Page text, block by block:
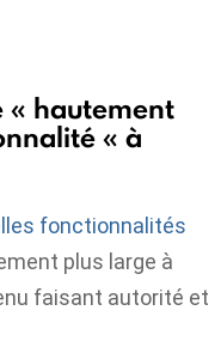
« hautement
« à
fonctionnalités
plus large à
faisant autorité et